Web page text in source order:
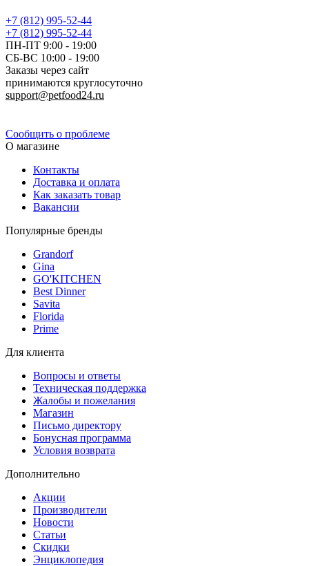
+7 (812) 995-52-44
+7 (812) 995-52-44
ПН-ПТ 9:00 - 19:00
СБ-ВС 10:00 - 19:00
Заказы через сайт
принимаются круглосуточно
support@petfood24.ru
Сообщить о проблеме
О магазине
Контакты
Доставка и оплата
Как заказать товар
Вакансии
Популярные бренды
Grandorf
Gina
GO'KITCHEN
Best Dinner
Savita
Florida
Prime
Для клиента
Вопросы и ответы
Техническая поддержка
Жалобы и пожелания
Магазин
Письмо директору
Бонусная программа
Условия возврата
Дополнительно
Акции
Производители
Новости
Статьи
Скидки
Энциклопедия